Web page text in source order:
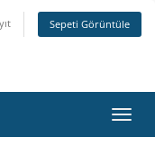
Sepeti Görüntüle